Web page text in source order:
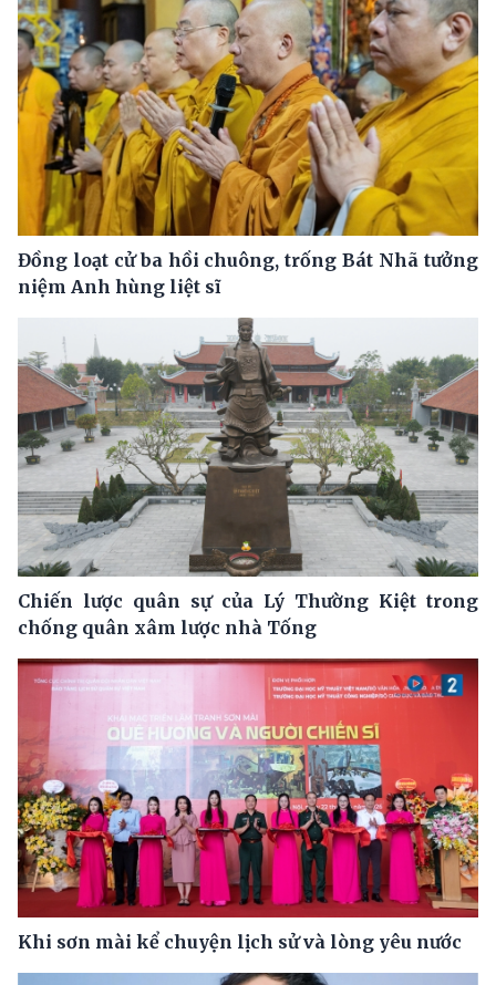
Đồng loạt cử ba hồi chuông, trống Bát Nhã tưởng
niệm Anh hùng liệt sĩ
Chiến lược quân sự của Lý Thường Kiệt trong
chống quân xâm lược nhà Tống
Khi sơn mài kể chuyện lịch sử và lòng yêu nước